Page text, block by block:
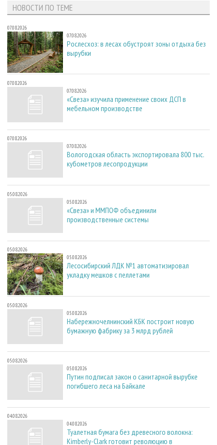
НОВОСТИ ПО ТЕМЕ
07.08.2026
07.08.2026
Рослесхоз: в лесах обустроят зоны отдыха без
вырубки
07.08.2026
07.08.2026
«Свеза» изучила применение своих ДСП в
мебельном производстве
07.08.2026
07.08.2026
Вологодская область экспортировала 800 тыс.
кубометров лесопродукции
05.08.2026
05.08.2026
«Свеза» и ММПОФ объединили
производственные системы
05.08.2026
05.08.2026
Лесосибирский ЛДК №1 автоматизировал
укладку мешков с пеллетами
05.08.2026
05.08.2026
Набережночелнинский КБК построит новую
бумажную фабрику за 3 млрд рублей
05.08.2026
05.08.2026
Путин подписал закон о санитарной вырубке
погибшего леса на Байкале
04.08.2026
04.08.2026
Туалетная бумага без древесного волокна:
Kimberly-Clark готовит революцию в